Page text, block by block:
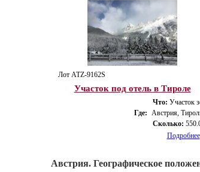
Лот ATZ-9162S
Участок под отель в Тироле
Что: Участок
Где: Австрия,
Сколько:
Подробнее
Австрия. Географическое